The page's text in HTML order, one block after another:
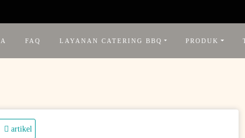
FAQ LAYANAN CATERING BBQ PRODUK
artikel